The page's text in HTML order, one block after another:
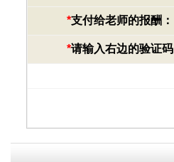
*支付给老师的报酬：
*请输入右边的验证码